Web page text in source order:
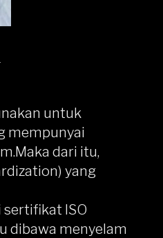
untuk
mempunyai
dari itu,
yang
ISO
dibawa menyelam